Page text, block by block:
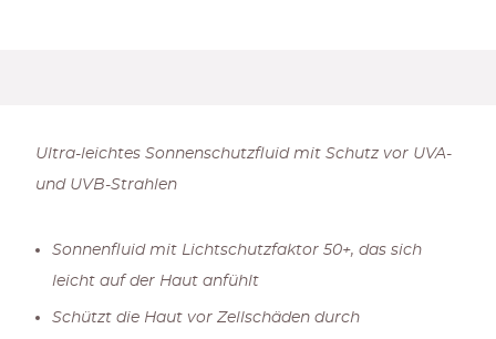
Ultra-leichtes Sonnenschutzfluid mit Schutz vor UVA-
und UVB-Strahlen
Sonnenfluid mit Lichtschutzfaktor 50+, das sich
leicht auf der Haut anfühlt
Schützt die Haut vor Zellschäden durch